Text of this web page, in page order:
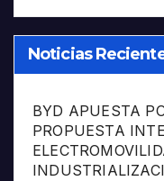
Noticias
BYD APUESTA
PROPUESTA